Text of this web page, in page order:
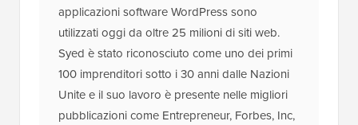
applicazioni software WordPress sono
utilizzati oggi da oltre 25 milioni di siti web.
Syed è stato riconosciuto come uno dei primi
100 imprenditori sotto i 30 anni dalle Nazioni
Unite e il suo lavoro è presente nelle migliori
pubblicazioni come Entrepreneur, Forbes, Inc,